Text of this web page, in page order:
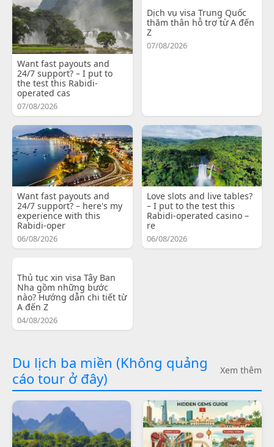
Want fast payouts and
24/7 support? – I put to
the test this Rabidi-
operated cas
07/08/2026
Dịch vụ visa Trung Quốc
thăm thân hỗ trợ từ A đến
Z
07/08/2026
Want fast payouts and
24/7 support? – here's my
experience with this
Rabidi-oper
06/08/2026
Love slots and live tables?
– I put to the test this
Rabidi-operated casino –
re
06/08/2026
Thủ tục xin visa Tây Ban
Nha gồm những bước
nào? Hướng dẫn chi tiết từ
A đến Z
04/08/2026
Du lịch ba miền (Không quảng
cáo tour ở đây)
Xem thêm